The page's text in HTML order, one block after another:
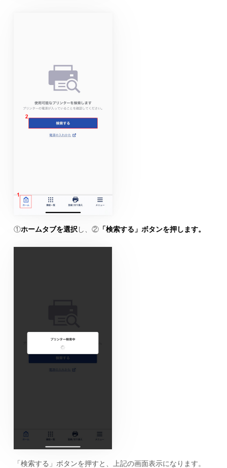
①ホームタブを選択 し、②「検索する」ボタンを押します。
「検索する」ボタンを押すと、上記の画面表示になります。